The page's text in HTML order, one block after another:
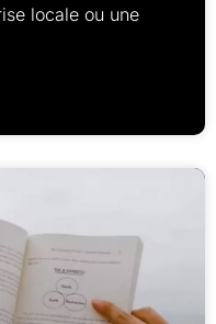
locale ou une